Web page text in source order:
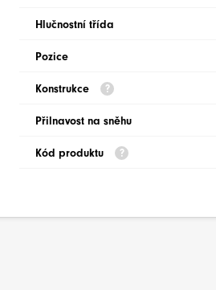
Hlučnostní třída
Pozice
Konstrukce
Přilnavost na sněhu
Kód produktu